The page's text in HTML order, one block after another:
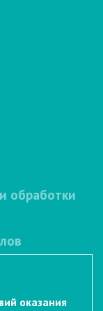
обработки
оказания